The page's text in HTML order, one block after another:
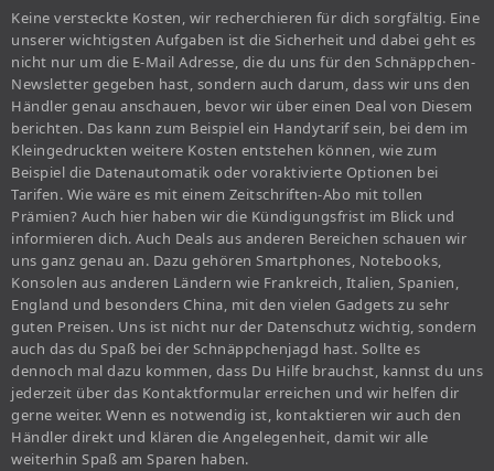
Keine versteckte Kosten, wir recherchieren für dich sorgfältig. Eine
unserer wichtigsten Aufgaben ist die Sicherheit und dabei geht es
nicht nur um die E-Mail Adresse, die du uns für den Schnäppchen-
Newsletter gegeben hast, sondern auch darum, dass wir uns den
Händler genau anschauen, bevor wir über einen Deal von Diesem
berichten. Das kann zum Beispiel ein Handytarif sein, bei dem im
Kleingedruckten weitere Kosten entstehen können, wie zum
Beispiel die Datenautomatik oder voraktivierte Optionen bei
Tarifen. Wie wäre es mit einem Zeitschriften-Abo mit tollen
Prämien? Auch hier haben wir die Kündigungsfrist im Blick und
informieren dich. Auch Deals aus anderen Bereichen schauen wir
uns ganz genau an. Dazu gehören Smartphones, Notebooks,
Konsolen aus anderen Ländern wie Frankreich, Italien, Spanien,
England und besonders China, mit den vielen Gadgets zu sehr
guten Preisen. Uns ist nicht nur der Datenschutz wichtig, sondern
auch das du Spaß bei der Schnäppchenjagd hast. Sollte es
dennoch mal dazu kommen, dass Du Hilfe brauchst, kannst du uns
jederzeit über das Kontaktformular erreichen und wir helfen dir
gerne weiter. Wenn es notwendig ist, kontaktieren wir auch den
Händler direkt und klären die Angelegenheit, damit wir alle
weiterhin Spaß am Sparen haben.